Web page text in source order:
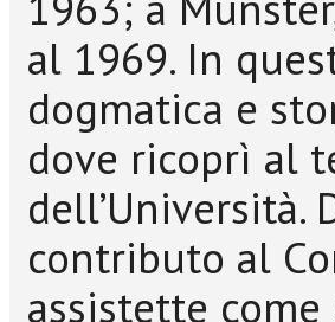
al 1969. In
dogmatica e
dove ricoprì al
contributo al
assistette